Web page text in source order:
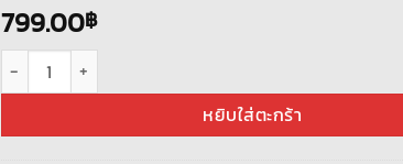
799.00฿
จำนวน ID Fate/GO EN NEW 043 ชิ้น
หยิบใส่ตะกร้า